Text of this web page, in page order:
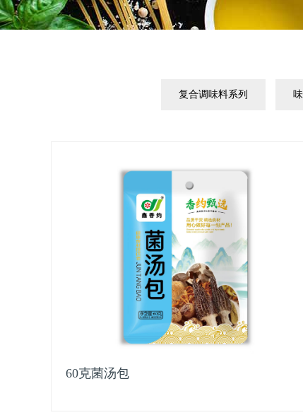
复合调味料系列
60克菌汤包